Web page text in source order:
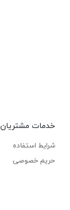
خدمات مشتریان
شرایط استفاده
حریم خصوصی